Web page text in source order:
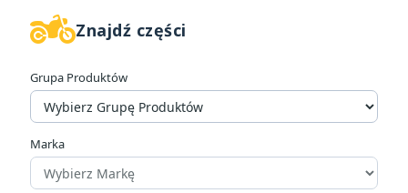
W magazynie 13
Cena
Producenci
Znajdź części
Grupa Produktów
Marka